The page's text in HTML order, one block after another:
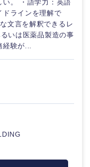
。 ・語学力：英語
ドラインを理解で
文言を解釈できるレ
いは医薬品製造の事
験が...